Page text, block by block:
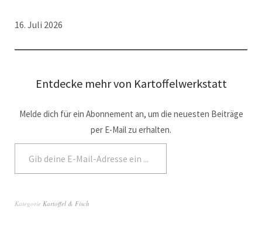
16. Juli 2026
Entdecke mehr von Kartoffelwerkstatt
Melde dich für ein Abonnement an, um die neuesten Beiträge
per E-Mail zu erhalten.
Kategorie Kartoffel & Fisch